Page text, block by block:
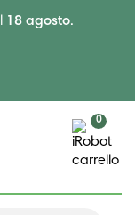
18 agosto.
0